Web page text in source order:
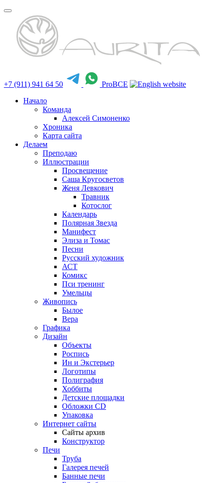
+7 (911) 941 64 50
ProBCE
Начало
Команда
Алексей Симоненко
Хроника
Карта сайта
Делаем
Преподаю
Иллюстрации
Просвещение
Саша Кругосветов
Женя Левкович
Травник
Котослог
Календарь
Полярная Звезда
Манифест
Элиза и Томас
Песни
Русский художник
АСТ
Комикс
Пси тренинг
Умельцы
Живопись
Былое
Вера
Графика
Дизайн
Объекты
Роспись
Ин и Экстерьер
Логотипы
Полиграфия
Хоббиты
Детские площадки
Обложки CD
Упаковка
Интернет сайты
Сайты архив
Конструктор
Печи
Труба
Галерея печей
Банные печи